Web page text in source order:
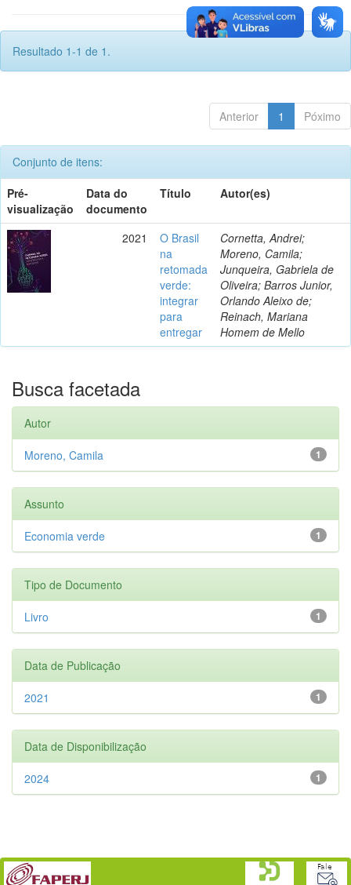
Resultado 1-1 de 1.
Anterior 1 Póximo
Conjunto de itens:
Pré-
visualização
Data do
documento
Título Autor(es)
2021
O Brasil
na
retomada
verde:
integrar
para
entregar
Cornetta, Andrei;
Moreno, Camila;
Junqueira, Gabriela de
Oliveira; Barros Junior,
Orlando Aleixo de;
Reinach, Mariana
Homem de Mello
Busca facetada
Autor
1
Moreno, Camila
Assunto
1
Economia verde
Tipo de Documento
1
Livro
Data de Publicação
1
2021
Data de Disponibilização
1
2024